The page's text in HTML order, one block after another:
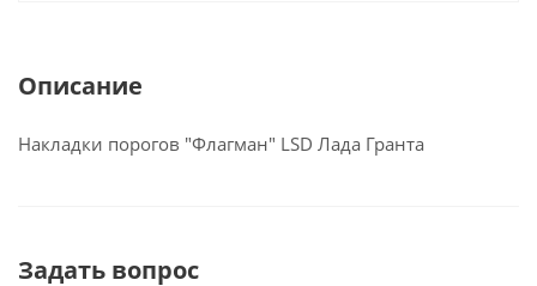
Описание
Накладки порогов "Флагман" LSD Лада Гранта
Задать вопрос